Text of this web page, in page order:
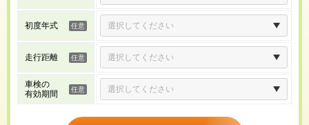
初度年式
走行距離
車検の
有効期間